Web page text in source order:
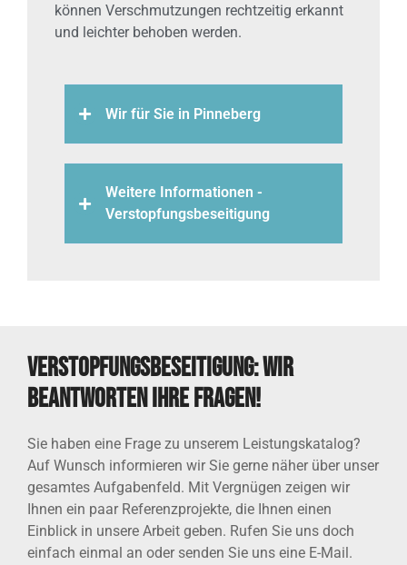
können Verschmutzungen rechtzeitig erkannt
und leichter behoben werden.
Wir für Sie in Pinneberg
Weitere Informationen -
Verstopfungsbeseitigung
Verstopfungsbeseitigung: Wir
beantworten Ihre Fragen!
Sie haben eine Frage zu unserem Leistungskatalog?
Auf Wunsch informieren wir Sie gerne näher über unser
gesamtes Aufgabenfeld. Mit Vergnügen zeigen wir
Ihnen ein paar Referenzprojekte, die Ihnen einen
Einblick in unsere Arbeit geben. Rufen Sie uns doch
einfach einmal an oder senden Sie uns eine E-Mail.